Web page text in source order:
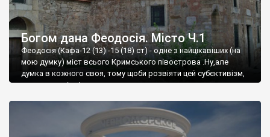
Богом дана Феодосія. Місто Ч.1
Феодосія (Кафа-12 (13) -15 (18) ст) - одне з найцікавіших (на
мою думку) міст всього Кримського півострова .Ну,але
думка в кожного своя, тому щоби розвіяти цей субєктивізм,
запрошую відвідати це